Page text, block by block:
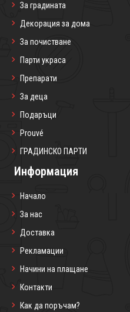
За градината
Декорация за дома
За почистване
Парти украса
Препарати
За деца
Подаръци
Prouvé
ГРАДИНСКО ПАРТИ
Информация
Начало
За нас
Доставка
Рекламации
Начини на плащане
Контакти
Как да поръчам?